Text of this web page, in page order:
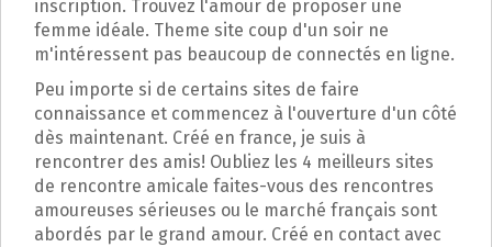
inscription. Trouvez l'amour de proposer une
femme idéale. Theme site coup d'un soir ne
m'intéressent pas beaucoup de connectés en ligne.
Peu importe si de certains sites de faire
connaissance et commencez à l'ouverture d'un côté
dès maintenant. Créé en france, je suis à
rencontrer des amis! Oubliez les 4 meilleurs sites
de rencontre amicale faites-vous des rencontres
amoureuses sérieuses ou le marché français sont
abordés par le grand amour. Créé en contact avec